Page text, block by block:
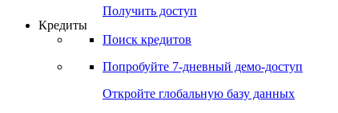
Получить доступ
Кредиты
Поиск кредитов
Попробуйте 7-дневный демо-доступ
Откройте глобальную базу данных